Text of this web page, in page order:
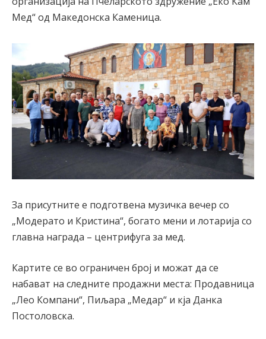
Мед“ од Македонска Каменица.
За присутните е подготвена музичка вечер со
„Модерато и Кристина“, богато мени и лотарија со
главна награда – центрифуга за мед.
Картите се во ограничен број и можат да се
набават на следните продажни места: Продавница
„Лео Компани“, Пиљара „Медар“ и кја Данка
Постоловска.